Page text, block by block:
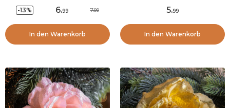
-13% 6.99 7.99
In den Warenkorb
5.99
In den Warenkorb